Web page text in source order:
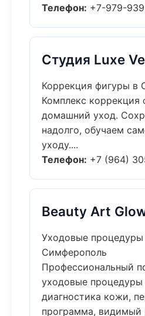
Телефон: +7-979-
Студия Luxe
Коррекция фигуры в
Комплекс коррекция
домашний уход.
надолго, обучаем
уходу....
Телефон: +7 (964)
Beauty Art
Уходовые процедуры
Симферополь
Профессиональный
уходовые процедуры
диагностика кожи,
программа, видимый